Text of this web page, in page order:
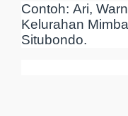
Contoh: Ari,
Kelurahan
Situbondo.